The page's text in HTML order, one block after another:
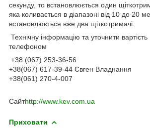
секунду, то встановлюється один
яка коливається в діапазоні від 10 до 20
встановлюється вже два щіткотримачі.
Технічну інформацію та уточнити
телефоном
+38 (067) 253-36-56
+38(067) 617-39-44 Євген Владнання
+38(061) 270-4-007
Сайтhttp://www.kev.com.ua
Приховати